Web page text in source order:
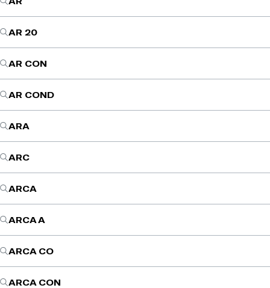
AR 20
AR CON
AR COND
ARA
ARC
ARCA
ARCA A
ARCA CO
ARCA CON